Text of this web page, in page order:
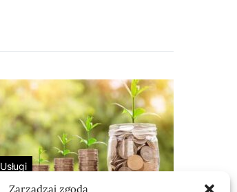
Zarządzaj zgodą
Usługi